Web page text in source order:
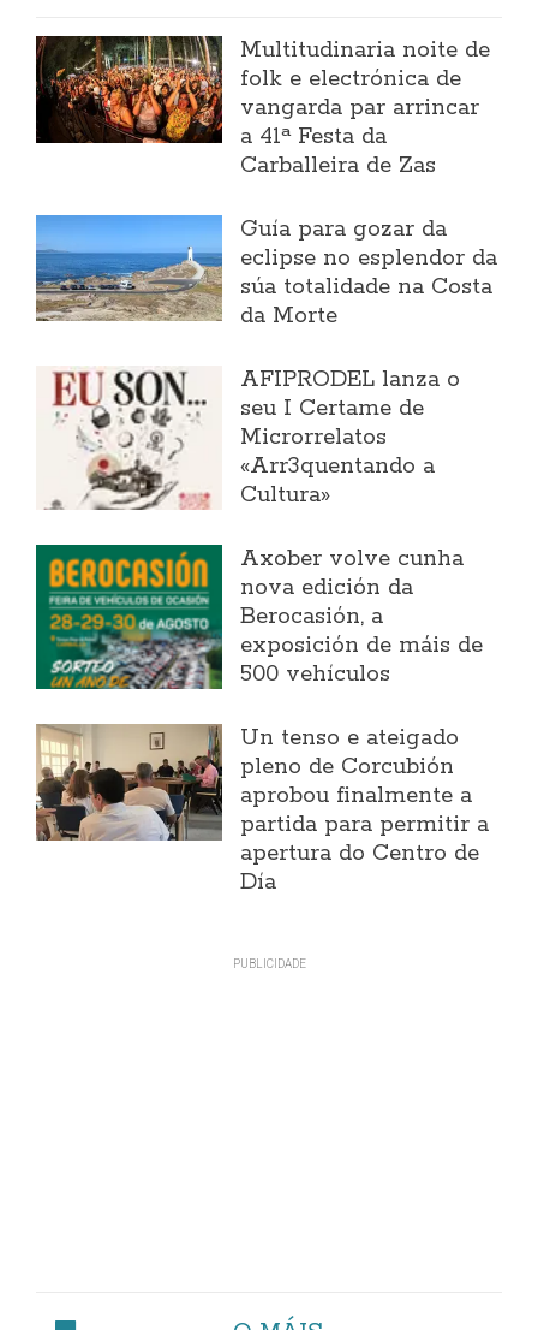
Multitudinaria noite de
folk e electrónica de
vangarda par arrincar
a 41ª Festa da
Carballeira de Zas
Guía para gozar da
eclipse no esplendor da
súa totalidade na Costa
da Morte
AFIPRODEL lanza o
seu I Certame de
Microrrelatos
«Arr3quentando a
Cultura»
Axober volve cunha
nova edición da
Berocasión, a
exposición de máis de
500 vehículos
Un tenso e ateigado
pleno de Corcubión
aprobou finalmente a
partida para permitir a
apertura do Centro de
Día